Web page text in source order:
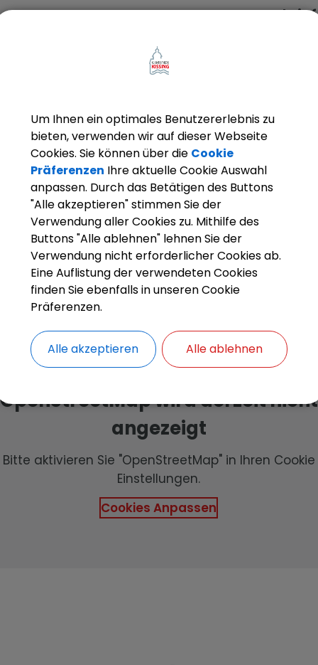
Sabine Müller
Denise Westermair
Heike Lang
Telefon
08233/
Website
OpenStreetMap wird derzeit nicht
angezeigt
Bitte aktivieren Sie "OpenStreetMap" in Ihren Cookie
Einstellungen.
Cookies Anpassen
Um Ihnen ein optimales Benutzererlebnis zu
bieten, verwenden wir auf dieser Webseite
Cookies. Sie können über die Cookie
Präferenzen Ihre aktuelle Cookie Auswahl
anpassen. Durch das Betätigen des Buttons
"Alle akzeptieren" stimmen Sie der
Verwendung aller Cookies zu. Mithilfe des
Buttons "Alle ablehnen" lehnen Sie der
Verwendung nicht erforderlicher Cookies ab.
Eine Auflistung der verwendeten Cookies
finden Sie ebenfalls in unseren Cookie
Präferenzen.
Alle akzeptieren Alle ablehnen